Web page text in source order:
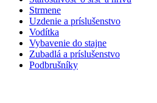
Strmene
Uzdenie a príslušenstvo
Vodítka
Vybavenie do stajne
Zubadlá a príslušenstvo
Podbrušníky